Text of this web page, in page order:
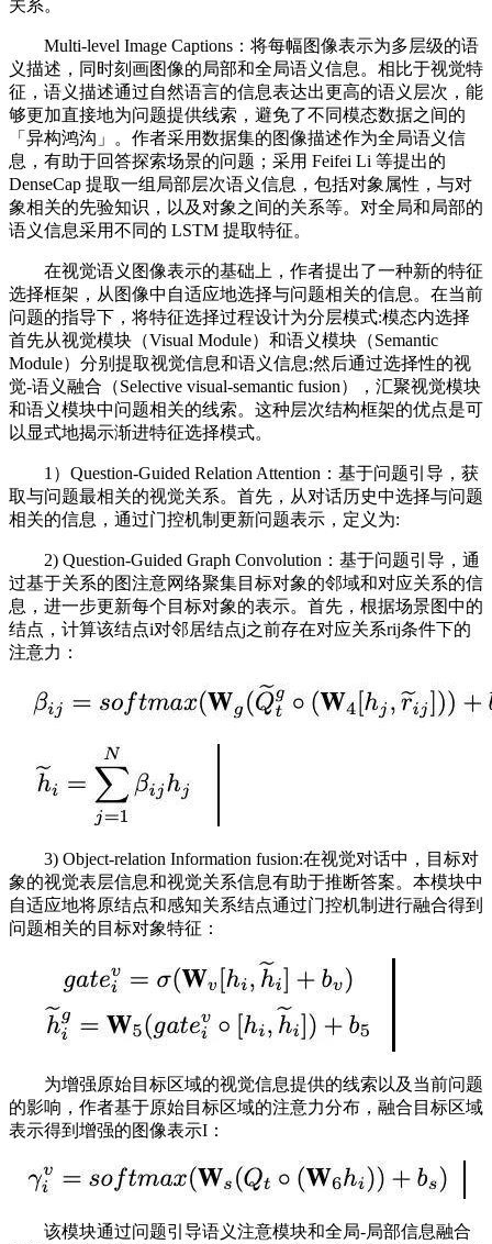
关系。
Multi-level Image Captions：将每幅图像表示为多层级的语
义描述，同时刻画图像的局部和全局语义信息。相比于视觉特
征，语义描述通过自然语言的信息表达出更高的语义层次，能
够更加直接地为问题提供线索，避免了不同模态数据之间的
「异构鸿沟」。作者采用数据集的图像描述作为全局语义信
息，有助于回答探索场景的问题；采用 Feifei Li 等提出的
DenseCap 提取一组局部层次语义信息，包括对象属性，与对
象相关的先验知识，以及对象之间的关系等。对全局和局部的
语义信息采用不同的 LSTM 提取特征。
在视觉语义图像表示的基础上，作者提出了一种新的特征
选择框架，从图像中自适应地选择与问题相关的信息。在当前
问题的指导下，将特征选择过程设计为分层模式:模态内选择
首先从视觉模块（Visual Module）和语义模块（Semantic
Module）分别提取视觉信息和语义信息;然后通过选择性的视
觉-语义融合（Selective visual-semantic fusion），汇聚视觉模块
和语义模块中问题相关的线索。这种层次结构框架的优点是可
以显式地揭示渐进特征选择模式。
1）Question-Guided Relation Attention：基于问题引导，获
取与问题最相关的视觉关系。首先，从对话历史中选择与问题
相关的信息，通过门控机制更新问题表示，定义为:
2) Question-Guided Graph Convolution：基于问题引导，通
过基于关系的图注意网络聚集目标对象的邻域和对应关系的信
息，进一步更新每个目标对象的表示。首先，根据场景图中的
结点，计算该结点i对邻居结点j之前存在对应关系rij条件下的
注意力：
3) Object-relation Information fusion:在视觉对话中，目标对
象的视觉表层信息和视觉关系信息有助于推断答案。本模块中
自适应地将原结点和感知关系结点通过门控机制进行融合得到
问题相关的目标对象特征：
为增强原始目标区域的视觉信息提供的线索以及当前问题
的影响，作者基于原始目标区域的注意力分布，融合目标区域
表示得到增强的图像表示I：
该模块通过问题引导语义注意模块和全局-局部信息融合